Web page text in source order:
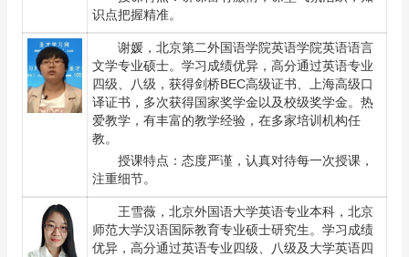
识点把握精准。
谢媛 ，北京第二外国语学院英语学院英语语言
文学专业硕士。学习成绩优异，高分通过英语专业
四级、八级，获得剑桥BEC高级证书、上海高级口
译证书，多次获得国家奖学金以及校级奖学金。热
爱教学，有丰富的教学经验，在多家培训机构任
教。
授课特点：态度严谨，认真对待每一次授课，
注重细节。
王雪薇 ，北京外国语大学英语专业本科，北京
师范大学汉语国际教育专业硕士研究生。学习成绩
优异，高分通过英语专业四级、八级及大学英语四